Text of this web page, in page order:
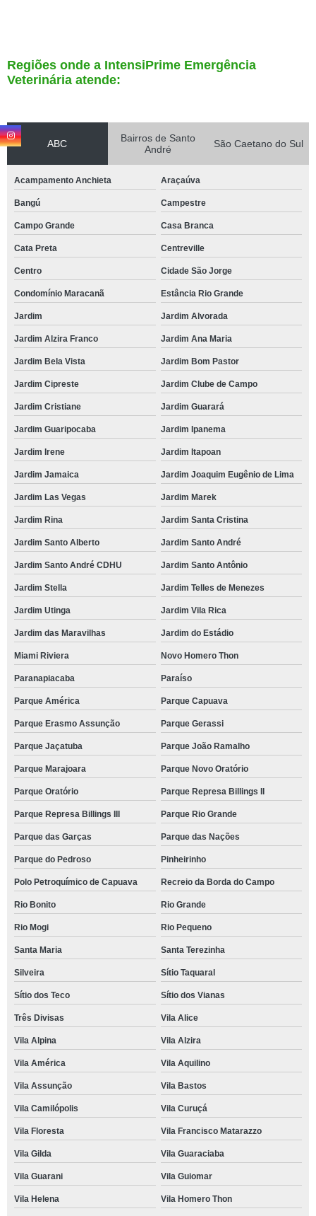
Regiões onde a IntensiPrime Emergência
Veterinária atende:
ABC
Bairros de Santo
André
São Caetano do Sul
Acampamento Anchieta Araçaúva
Bangú Campestre
Campo Grande Casa Branca
Cata Preta Centreville
Centro Cidade São Jorge
Condomínio Maracanã Estância Rio Grande
Jardim Jardim Alvorada
Jardim Alzira Franco Jardim Ana Maria
Jardim Bela Vista Jardim Bom Pastor
Jardim Cipreste Jardim Clube de Campo
Jardim Cristiane Jardim Guarará
Jardim Guaripocaba Jardim Ipanema
Jardim Irene Jardim Itapoan
Jardim Jamaica Jardim Joaquim Eugênio de Lima
Jardim Las Vegas Jardim Marek
Jardim Rina Jardim Santa Cristina
Jardim Santo Alberto Jardim Santo André
Jardim Santo André CDHU Jardim Santo Antônio
Jardim Stella Jardim Telles de Menezes
Jardim Utinga Jardim Vila Rica
Jardim das Maravilhas Jardim do Estádio
Miami Riviera Novo Homero Thon
Paranapiacaba Paraíso
Parque América Parque Capuava
Parque Erasmo Assunção Parque Gerassi
Parque Jaçatuba Parque João Ramalho
Parque Marajoara Parque Novo Oratório
Parque Oratório Parque Represa Billings II
Parque Represa Billings III Parque Rio Grande
Parque das Garças Parque das Nações
Parque do Pedroso Pinheirinho
Polo Petroquímico de Capuava Recreio da Borda do Campo
Rio Bonito Rio Grande
Rio Mogi Rio Pequeno
Santa Maria Santa Terezinha
Silveira Sítio Taquaral
Sítio dos Teco Sítio dos Vianas
Três Divisas Vila Alice
Vila Alpina Vila Alzira
Vila América Vila Aquilino
Vila Assunção Vila Bastos
Vila Camilópolis Vila Curuçá
Vila Floresta Vila Francisco Matarazzo
Vila Gilda Vila Guaraciaba
Vila Guarani Vila Guiomar
Vila Helena Vila Homero Thon